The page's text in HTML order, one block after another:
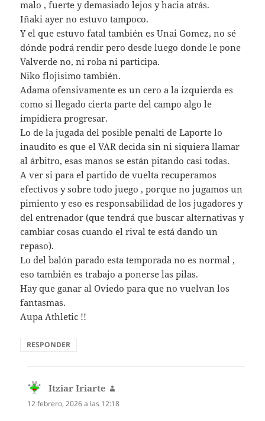
malo , fuerte y demasiado lejos y hacia atrás.
Iñaki ayer no estuvo tampoco.
Y el que estuvo fatal también es Unai Gomez, no sé
dónde podrá rendir pero desde luego donde le pone
Valverde no, ni roba ni participa.
Niko flojisimo también.
Adama ofensivamente es un cero a la izquierda es
como si llegado cierta parte del campo algo le
impidiera progresar.
Lo de la jugada del posible penalti de Laporte lo
inaudito es que el VAR decida sin ni siquiera llamar
al árbitro, esas manos se están pitando casi todas.
A ver si para el partido de vuelta recuperamos
efectivos y sobre todo juego , porque no jugamos un
pimiento y eso es responsabilidad de los jugadores y
del entrenador (que tendrá que buscar alternativas y
cambiar cosas cuando el rival te está dando un
repaso).
Lo del balón parado esta temporada no es normal ,
eso también es trabajo a ponerse las pilas.
Hay que ganar al Oviedo para que no vuelvan los
fantasmas.
Aupa Athletic !!
RESPONDER
Itziar Iriarte
12 febrero, 2026 a las 12:18